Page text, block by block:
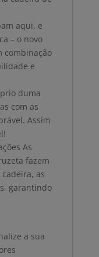
aqui, e
– o novo
combinação
e
duma
com as
Assim
As
fazem
as
garantindo
a sua